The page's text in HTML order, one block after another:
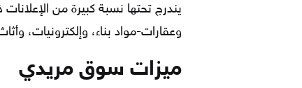
يندرج تحتها نسبة كبيرة من
وعقارات-مواد بناء، وإلكترونيات،
ميزات سوق مريدي